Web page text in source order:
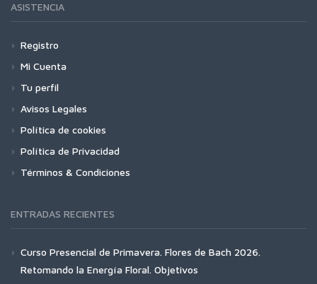
ASISTENCIA
Registro
Mi Cuenta
Tu perfil
Avisos Legales
Política de cookies
Política de Privacidad
Términos & Condiciones
ENTRADAS RECIENTES
Curso Presencial de Primavera. Flores de Bach 2026.
Retomando la Energía Floral. Objetivos